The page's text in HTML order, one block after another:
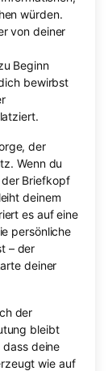
würden.
von deiner
Beginn
bewirbst
der
Wenn du
Briefkopf
deinem
es auf eine
persönliche
– der
deiner
der
bleibt
dass deine
wie auf